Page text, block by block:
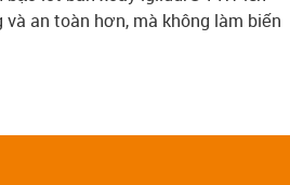
an toàn hơn, mà không làm biến